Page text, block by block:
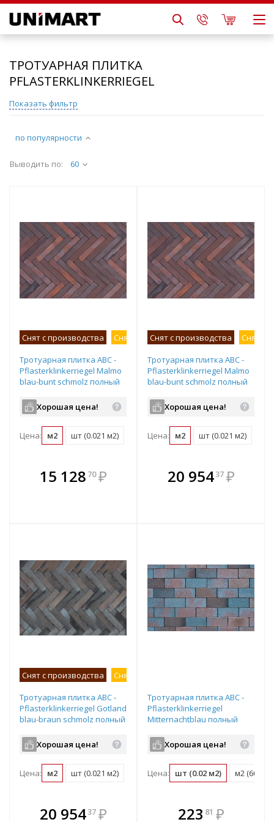
ТРОТУАРНАЯ ПЛИТКА
PFLASTERKLINKERRIEGEL
по популярности
Выводить по: 60
Снят с производства
Снят с продаж
Тротуарная плитка ABC -
Pflasterklinkerriegel Malmo
blau-bunt schmolz полный
Хорошая цена!
Цена: м2 шт (0.021 м2)
15 128 70 ₽
В комплекте
всегда выгоднее!
Снят с производства
Снят с
Тротуарная плитка ABC -
Pflasterklinkerriegel Malmo
blau-bunt schmolz полный
Хорошая цена!
Цена: м2 шт (0.021 м2)
В комплекте
всегда выгоднее!
20 95437 ₽
Снят с производства
Снят с продаж
Тротуарная плитка ABC -
Pflasterklinkerriegel Gotland
blau-braun schmolz полный
Хорошая цена!
Цена: м2 шт (0.021 м2)
20 95437 ₽
В комплекте
Тротуарная плитка ABC -
Pflasterklinkerriegel
Mitternachtblau полный
Хорошая цена!
Цена: шт (0.02 м2) м2 (60 шт)
В комплекте
223 81 ₽
Показать фильтр